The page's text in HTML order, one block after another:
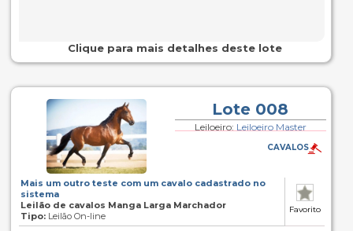
Clique para mais detalhes deste lote
Lote 008
Leiloeiro: Leiloeiro Master
Mais um outro teste com um cavalo cadastrado no
sistema
Leilão de cavalos Manga Larga Marchador
Tipo:Leilão On-line
Favorito
CAVALOS